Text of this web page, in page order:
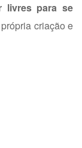
livres para se
criação e